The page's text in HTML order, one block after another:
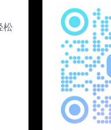
松